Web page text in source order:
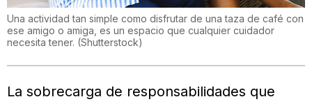
Una actividad tan simple como disfrutar de una taza de café con
ese amigo o amiga, es un espacio que cualquier cuidador
necesita tener. (Shutterstock)
La sobrecarga de responsabilidades que